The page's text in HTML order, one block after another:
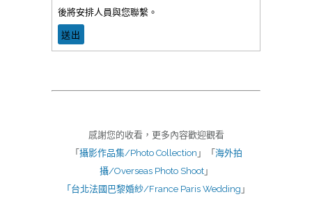
後將安排人員與您聯繫。
感謝您的收看，更多內容歡迎觀看
「 攝影作品集/Photo Collection 」「 海外拍
攝/Overseas Photo Shoot」
「台北法國巴黎婚紗/France Paris Wedding 」